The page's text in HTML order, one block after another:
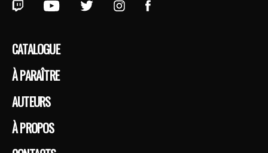
CATALOGUE
À PARAÎTRE
AUTEURS
À PROPOS